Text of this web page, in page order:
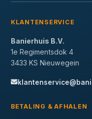
KLANTENSERVICE
Banierhuis B.V.
1e Regimentsdok 4
3433 KS Nieuwegein
BETALING & AFHALEN